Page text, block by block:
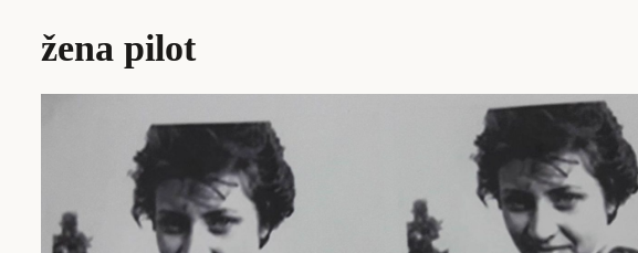
žena pilot